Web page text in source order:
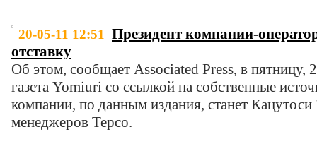
20-05-11 12:51
Президент компании-
отставку
Об этом, сообщает Associated Press, в пятницу,
газета Yomiuri со ссылкой на собственные
компании, по данным издания, станет Кацутоси
менеджеров Tepco.